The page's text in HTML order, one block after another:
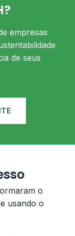
empresas
de seus
o
usando o